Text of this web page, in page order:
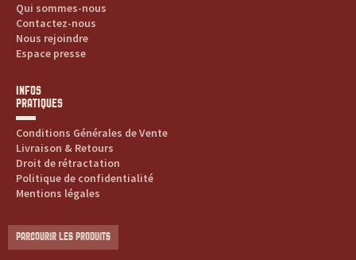
Qui sommes-nous
Contactez-nous
Nous rejoindre
Espace presse
INFOS
PRATIQUES
Conditions Générales de Vente
Livraison & Retours
Droit de rétractation
Politique de confidentialité
Mentions légales
PARCOURIR LES PRODUITS